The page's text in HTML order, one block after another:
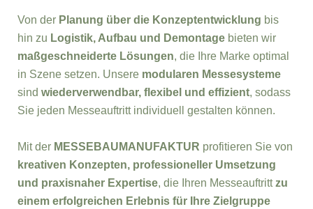
Von der Planung über die Konzeptentwicklung bis
hin zu Logistik, Aufbau und Demontage bieten wir
maßgeschneiderte Lösungen, die Ihre Marke optimal
in Szene setzen. Unsere modularen Messesysteme
sind wiederverwendbar, flexibel und effizient, sodass
Sie jeden Messeauftritt individuell gestalten können.
Mit der MESSEBAUMANUFAKTUR profitieren Sie von
kreativen Konzepten, professioneller Umsetzung
und praxisnaher Expertise, die Ihren Messeauftrittzu
einem erfolgreichen Erlebnis für Ihre Zielgruppe